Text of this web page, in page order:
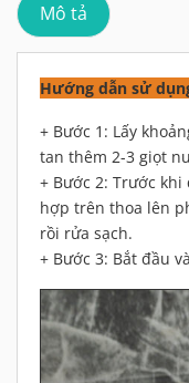
Mô tả
Hướng dẫn sử
+ Bước 1: Lấy
tan thêm 2-3 giọt
+ Bước 2: Trước
hợp trên thoa lên
rồi rửa sạch.
+ Bước 3: Bắt đầu